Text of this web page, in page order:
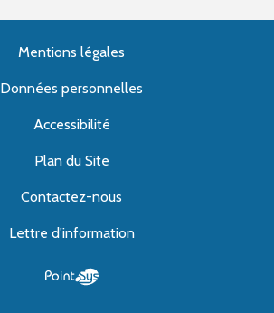
Mentions légales
Données personnelles
Accessibilité
Plan du Site
Contactez-nous
Lettre d'information